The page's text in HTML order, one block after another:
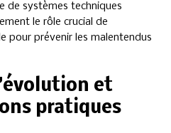
de systèmes techniques
le rôle crucial de
pour prévenir les malentendus
et
pratiques